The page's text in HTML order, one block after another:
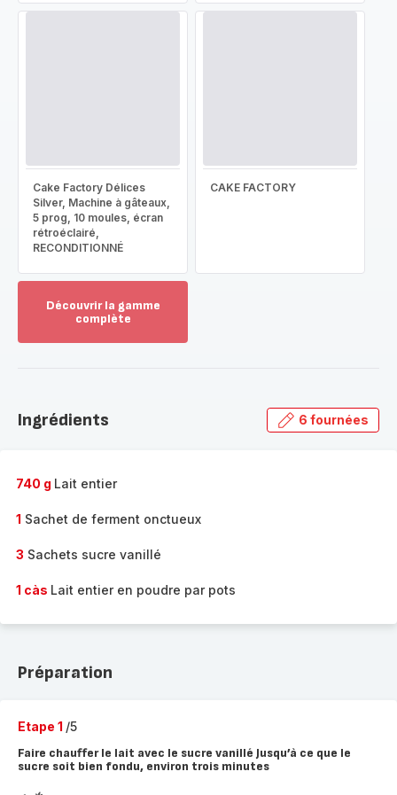
Cake Factory Délices
Silver, Machine à gâteaux,
5 prog, 10 moules, écran
rétroéclairé,
RECONDITIONNÉ
CAKE FACTORY
Découvrir la gamme
complète
gamme
Ingrédients 6 fournées
740 g Lait entier
1 Sachet de ferment onctueux
3 Sachets sucre vanillé
1 càs Lait entier en poudre par pots
Préparation
Etape 1 /5
Faire chauffer le lait avec le sucre vanillé Jusqu’à ce que le
sucre soit bien fondu, environ trois minutes